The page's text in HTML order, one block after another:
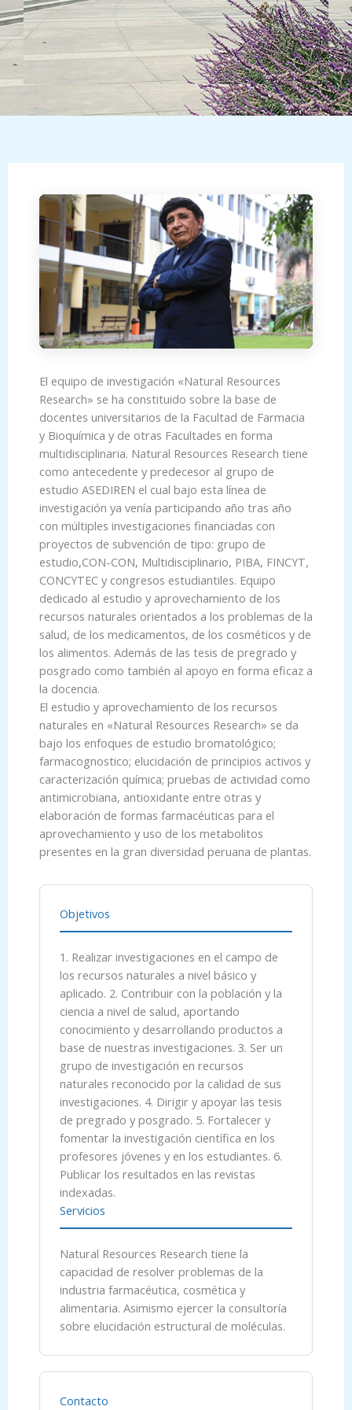
El equipo de investigación «Natural Resources
Research» se ha constituido sobre la base de
docentes universitarios de la Facultad de Farmacia
y Bioquímica y de otras Facultades en forma
multidisciplinaria. Natural Resources Research tiene
como antecedente y predecesor al grupo de
estudio ASEDIREN el cual bajo esta línea de
investigación ya venía participando año tras año
con múltiples investigaciones financiadas con
proyectos de subvención de tipo: grupo de
estudio,CON-CON, Multidisciplinario, PIBA, FINCYT,
CONCYTEC y congresos estudiantiles. Equipo
dedicado al estudio y aprovechamiento de los
recursos naturales orientados a los problemas de la
salud, de los medicamentos, de los cosméticos y de
los alimentos. Además de las tesis de pregrado y
posgrado como también al apoyo en forma eficaz a
la docencia.
El estudio y aprovechamiento de los recursos
naturales en «Natural Resources Research» se da
bajo los enfoques de estudio bromatológico;
farmacognostico; elucidación de principios activos y
caracterización química; pruebas de actividad como
antimicrobiana, antioxidante entre otras y
elaboración de formas farmacéuticas para el
aprovechamiento y uso de los metabolitos
presentes en la gran diversidad peruana de plantas.
Objetivos
1. Realizar investigaciones en el campo de
los recursos naturales a nivel básico y
aplicado. 2. Contribuir con la población y la
ciencia a nivel de salud, aportando
conocimiento y desarrollando productos a
base de nuestras investigaciones. 3. Ser un
grupo de investigación en recursos
naturales reconocido por la calidad de sus
investigaciones. 4. Dirigir y apoyar las tesis
de pregrado y posgrado. 5. Fortalecer y
fomentar la investigación científica en los
profesores jóvenes y en los estudiantes. 6.
Publicar los resultados en las revistas
indexadas.
Servicios
Natural Resources Research tiene la
capacidad de resolver problemas de la
industria farmacéutica, cosmética y
alimentaria. Asimismo ejercer la consultoría
sobre elucidación estructural de moléculas.
Contacto